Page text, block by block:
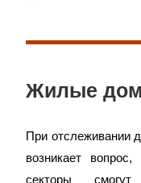
Жилые
При отслеживании
возникает
секторы